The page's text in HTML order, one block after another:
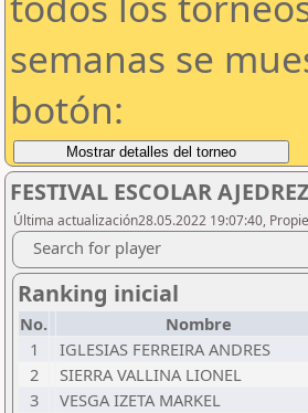
semanas se
botón:
FESTIVAL ESCOLAR
Última actualización28.05.2022 19:07:40,
Search for player
Ranking inicial
No. Nombre
1
IGLESIAS FERREIRA ANDRES
2
SIERRA VALLINA LIONEL
3
VESGA IZETA MARKEL